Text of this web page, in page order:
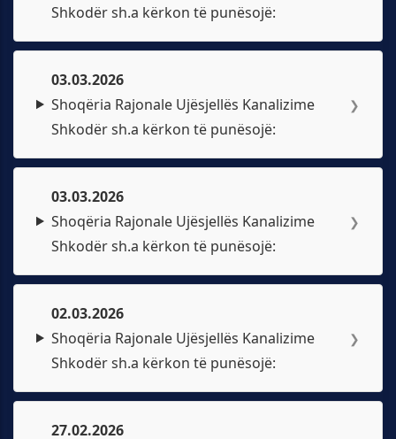
Shkodër sh.a kërkon të punësojë:
03.03.2026
Shoqëria Rajonale Ujësjellës Kanalizime
Shkodër sh.a kërkon të punësojë:
❯
03.03.2026
Shoqëria Rajonale Ujësjellës Kanalizime
Shkodër sh.a kërkon të punësojë:
❯
02.03.2026
Shoqëria Rajonale Ujësjellës Kanalizime
Shkodër sh.a kërkon të punësojë:
❯
27.02.2026